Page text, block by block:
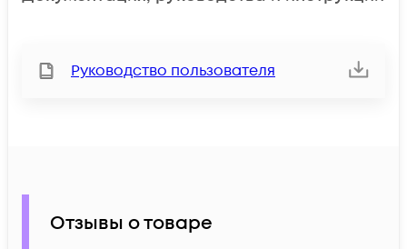
Руководство пользователя
Отзывы о товаре